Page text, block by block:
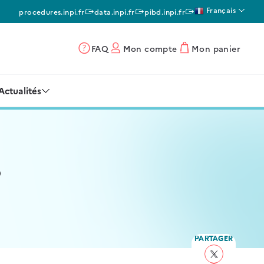
procedures.inpi.fr data.inpi.fr pibd.inpi.fr Français
FAQ Mon compte Mon panier
PARTAGER
Partager sur